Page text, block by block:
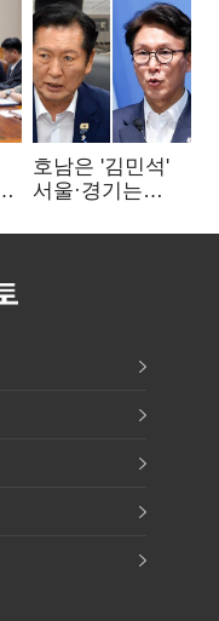
호남은 '김민석'
서울·경기는
승자는 '안갯속'